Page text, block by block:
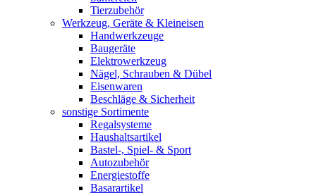
Tierzubehör
Werkzeug, Geräte & Kleineisen
Handwerkzeuge
Baugeräte
Elektrowerkzeug
Nägel, Schrauben & Dübel
Eisenwaren
Beschläge & Sicherheit
sonstige Sortimente
Regalsysteme
Haushaltsartikel
Bastel-, Spiel- & Sport
Autozubehör
Energiestoffe
Basarartikel